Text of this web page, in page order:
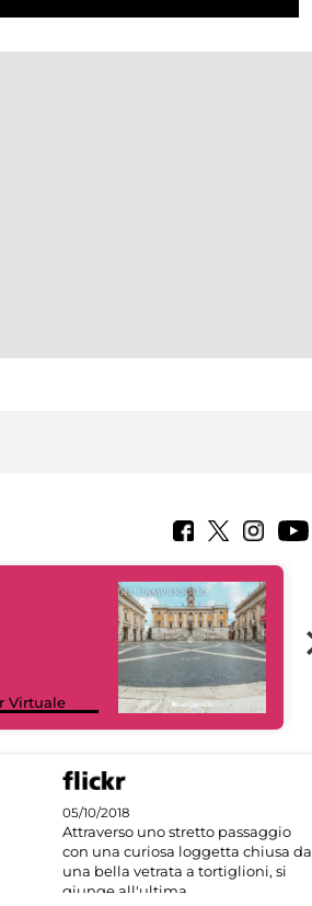
Virtuale
05/10/2018
Attraverso uno stretto passaggio
con una curiosa loggetta chiusa da
una bella vetrata a tortiglioni, si
giunge all'ultima